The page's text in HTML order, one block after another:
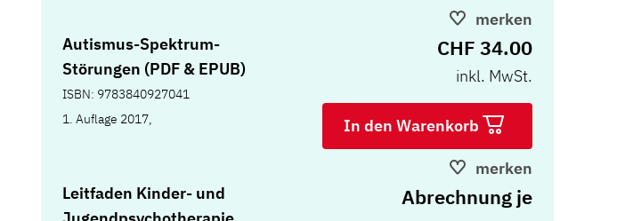
merken
Autismus-Spektrum-
Störungen (PDF & EPUB)
ISBN: 9783840927041
1. Auflage 2017,
CHF 34.00
inkl. MwSt.
In den Warenkorb
merken
Leitfaden Kinder- und
Abrechnung je